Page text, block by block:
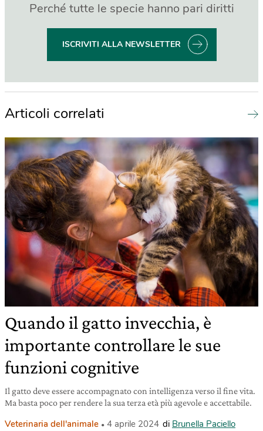
Perché tutte le specie hanno pari diritti
ISCRIVITI ALLA NEWSLETTER
Articoli correlati
Quando il gatto invecchia, è
importante controllare le sue
funzioni cognitive
Il gatto deve essere accompagnato con intelligenza verso il fine vita.
Ma basta poco per rendere la sua terza età più agevole e accettabile.
Veterinaria dell'animale 4 aprile 2024 di Brunella Paciello